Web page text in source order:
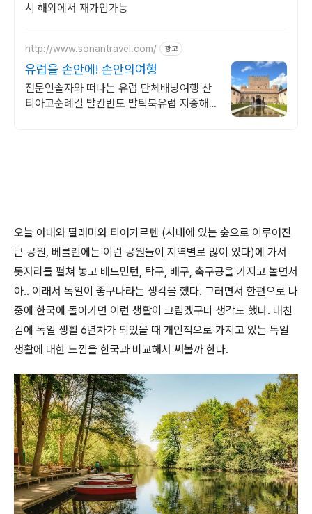
시 해외에서 재가입가능
http://www.sonantravel.com/ 광고
유럽을 손안에! 손안의여행
전문인솔자와 떠나는 유럽 단체배낭여행 산
티아고순례길 발칸반도 발틱북유럽 지중해
오늘 아내와 딸래미와 티어가르텐 (시내에 있는 숲으로 이루어진
큰 공원, 베를린에는 이런 공원들이 지역별로 많이 있다)에 가서
돗자리를 펼쳐 놓고 배드민턴, 탁구, 배구, 축구공을 가지고 놀면서
아.. 이래서 독일이 좋구나라는 생각을 했다. 그러면서 한편으로 나
중에 한국에 돌아가면 이런 생활이 그립겠구나 생각도 했다. 내친
김에 독일 생활 6년차가 되었을 때 개인적으로 가지고 있는 독일
생활에 대한 느낌을 한국과 비교해서 써볼까 한다.